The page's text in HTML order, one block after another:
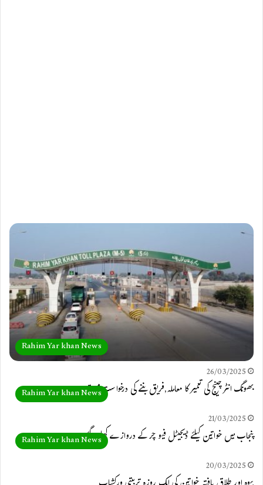
Rahim Yar khan News
26/03/2025
بھونگ انٹرچینج کی تعمیر کا معاملہ,فریق بننے کی درخواست مستردRahim Yar khan News
21/03/2025
پنجاب میں خواتین کیلئے ڈیجیٹل فیوچر کے دروازے کھل گئےRahim Yar khan News
20/03/2025